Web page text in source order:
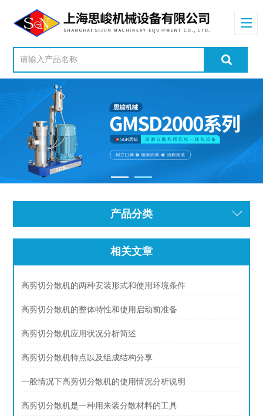
产品分类
相关文章
高剪切分散机的两种安装形式和使用环境条件
高剪切分散机的整体特性和使用启动前准备
高剪切分散机应用状况分析简述
高剪切分散机特点以及组成结构分享
一般情况下高剪切分散机的使用情况分析说明
高剪切分散机是一种用来装分散材料的工具